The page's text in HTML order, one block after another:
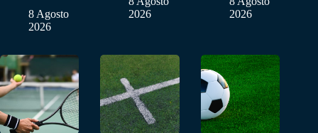
8 Agosto
2026
2026
2026